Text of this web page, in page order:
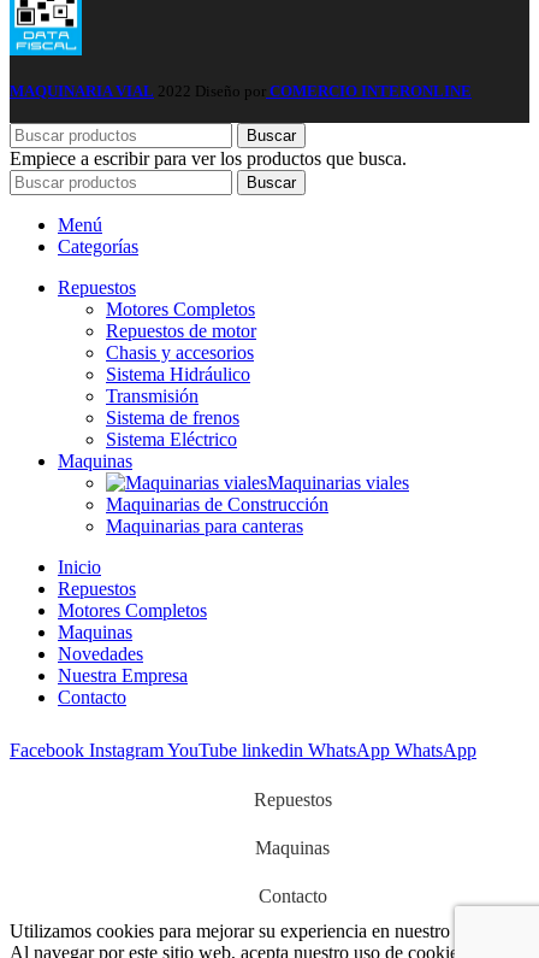
MAQUINARIA VIAL 2022 Diseño por COMERCIO INTERONLINE
Buscar
Empiece a escribir para ver los productos que busca.
Buscar
Menú
Categorías
Repuestos
Motores Completos
Repuestos de motor
Chasis y accesorios
Sistema Hidráulico
Transmisión
Sistema de frenos
Sistema Eléctrico
Maquinas
Maquinarias viales
Maquinarias de Construcción
Maquinarias para canteras
Inicio
Repuestos
Motores Completos
Maquinas
Novedades
Nuestra Empresa
Contacto
Facebook InstagramYouTube linkedin WhatsApp WhatsApp
Repuestos
Maquinas
Contacto
Utilizamos cookies para mejorar su experiencia en nuestro sitio web.
Al navegar por este sitio web, acepta nuestro uso de cookies.